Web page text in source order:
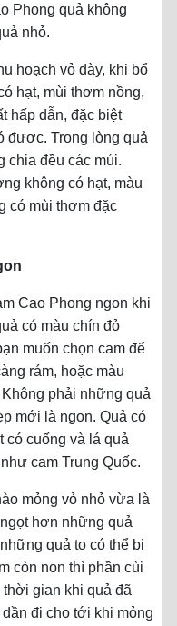
Phong quả không
nhỏ.
hoạch vỏ dày, khi bổ
hạt, mùi thơm nồng,
hấp dẫn, đặc biệt
được. Trong lòng quả
chia đều các múi.
không có hạt, màu
có mùi thơm đặc
Cao Phong ngon khi
có màu chín đỏ
muốn chọn cam để
rám, hoặc màu
phải những quả
mới là ngon. Quả có
có cuống và lá quả
cam Trung Quốc.
mỏng vỏ nhỏ vừa là
hơn những quả
quả to có thể bị
còn non thì phần cùi
gian khi quả đã
đi cho tới khi mỏng